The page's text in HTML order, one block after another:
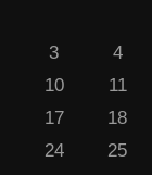
3
4
10
11
17
18
24
25